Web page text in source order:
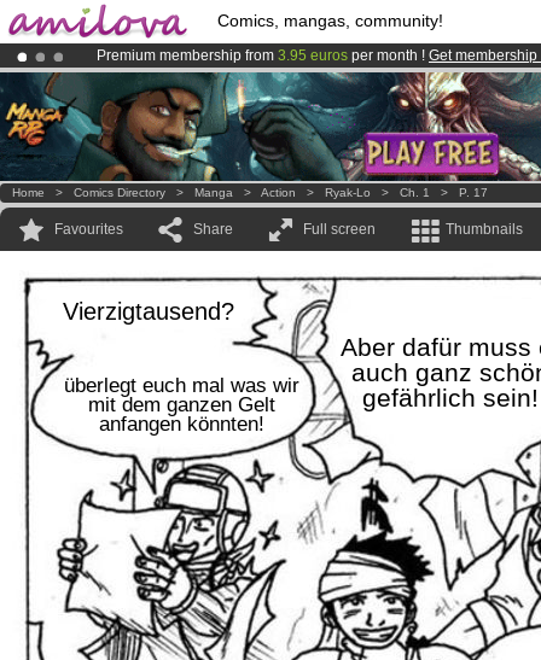
Comics, mangas, community!
Premium membership from 3.95 euros per month ! Get membership
AmilovaKickstarter is now LIVE!.
Already 100000membersand 1000 comics & mangas!.
Home > Comics Directory > Manga > Action > Ryak-Lo > Ch. 1 > P. 17
Favourites Share Full screen Thumbnails
überlegt euch mal was wir
mit dem ganzen Gelt
anfangen könnten!
Aber dafür muss
auch ganz
gefährlich sein!
Vierzigtausend?